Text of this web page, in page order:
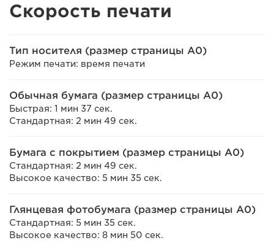
Скорость печати
Тип носителя (размер страницы A0)
Режим печати: время печати
Обычная бумага (размер страницы A0)
Быстрая: 1 мин 37 сек.
Стандартная: 2 мин 49 сек.
Бумага с покрытием (размер страницы A0)
Стандартная: 2 мин 49 сек.
Высокое качество: 5 мин 35 сек.
Глянцевая фотобумага (размер страницы A0)
Стандартная: 5 мин 35 сек.
Высокое качество: 8 мин 50 сек.